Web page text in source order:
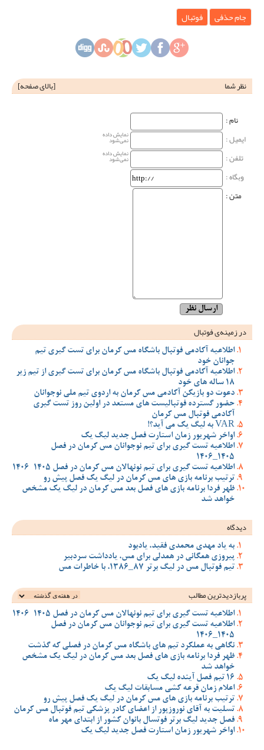
جام حذفی فوتبال
نظر شما [بالای صفحه]
نام‌ :
ایمیل :
نمایش داده
نمی‌شود
تلفن : نمایش داده
نمی‌شود
وبگاه‌ :
متن :
در زمینه‌ی فوتبال
اطلاعیه آکادمی فوتبال باشگاه مس کرمان برای تست گیری تیم
جوانان خود
اطلاعیه آکادمی فوتبال باشگاه مس کرمان برای تست گیری از تیم زیر
18 ساله های خود
دعوت دو بازیکن آکادمی مس کرمان به اردوی تیم ملی نوجوانان
حضور گسترده فوتبالیست های مستعد در اولین روز تست گیری
آکادمی فوتبال مس کرمان
VAR به لیگ یک می آید؟!
اواخر شهریور زمان استارت فصل جدید لیگ یک
اطلاعیه تست گیری برای تیم نوجوانان مس کرمان در فصل
1405_1406
اطلاعیه تست گیری برای تیم نونهالان مس کرمان در فصل 1405-1406
ترتیب برنامه بازی های مس کرمان در لیگ یک فصل پیش رو
ظهر فردا برنامه بازی های فصل بعد مس کرمان در لیگ یک مشخص
خواهد شد
دیدگاه
به یاد مهدی محمدی فقید، یادبود
پیروزی همگانی در همدلی برای مس، یادداشت سردبیر
تیم فوتبال مس در لیگ برتر 87_1386، با خاطرات مس
پربازدیدترین‌ مطالب
اطلاعیه تست گیری برای تیم نونهالان مس کرمان در فصل 1405-1406
اطلاعیه تست گیری برای تیم نوجوانان مس کرمان در فصل
1405_1406
نگاهی به عملکرد تیم های باشگاه مس کرمان در فصلی که گذشت
ظهر فردا برنامه بازی های فصل بعد مس کرمان در لیگ یک مشخص
خواهد شد
16 تیم فصل آینده لیگ یک
اعلام زمان قرعه کشی مسابقات لیگ یک
ترتیب برنامه بازی های مس کرمان در لیگ یک فصل پیش رو
تسلیت به آقای نوروزپور از اعضای کادر پزشکی تیم فوتبال مس کرمان
فصل جدید لیگ برتر فوتسال بانوان کشور از ابتدای مهر ماه
اواخر شهریور زمان استارت فصل جدید لیگ یک